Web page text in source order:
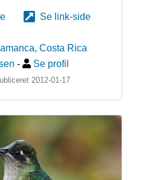
Se link-side
, Costa Rica
- Se profil
2012-01-17